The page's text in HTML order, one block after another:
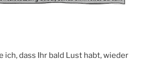
ich, dass Ihr bald Lust habt, wie­der